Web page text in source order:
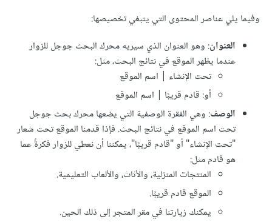
وفيما يلي عناصر المحتوى التي ينبغي تخصيصها:
العنوان: وهو العنوان الذي سيريه محرك البحث جوجل للزوار
عندما يظهر الموقع في نتائج البحث، مثل:
تحت الإنشاء | اسم الموقع
أو: قادم قريبًا | اسم الموقع
الوصف: وهي الفقرة الوصفية التي يضعها محرك بحث جوجل
تحت اسم الموقع في نتائج البحث. فإذا قدمنا الموقع تحت شعار
"تحت الإنشاء" أو "قادم قريبًا"، يمكننا أن نعطي للزوار فكرةً عما
هو قادم مثل:
المنتجات المنزلية، والأثاث، والألعاب التعليمية.
الموقع قادم قريبًا.
يمكنك زيارتنا في مقر المتجر إلى ذلك الحين.